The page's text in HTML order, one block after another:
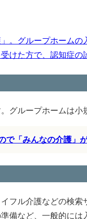
。グループホーム
けた方で、認知症
グループホームは
で「みんなの介護」
フル介護などの検
備など、一般的に